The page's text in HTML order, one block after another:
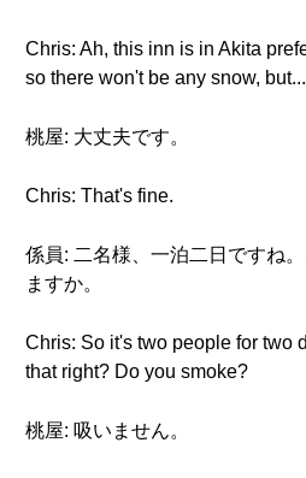
Chris: Ah, this inn is in Akita
so there won't be any snow, but...
桃屋: 大丈夫です。
Chris: That's fine.
係員: 二名様、一泊二日ですね
ますか。
Chris: So it's two people for two
that right? Do you smoke?
桃屋: 吸いません。